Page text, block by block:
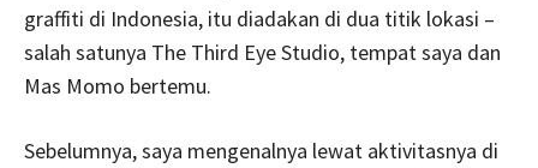
graffiti di Indonesia, itu diadakan di dua titik lokasi –
salah satunya The Third Eye Studio, tempat saya dan
Mas Momo bertemu.
Sebelumnya, saya mengenalnya lewat aktivitasnya di